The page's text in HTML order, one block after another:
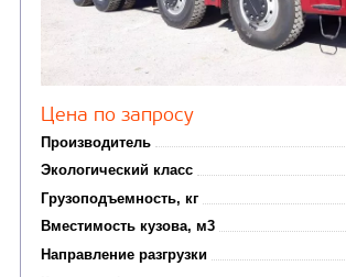
от 5 100 000
Производитель
Экологический класс
Грузоподъемность, кг
Вместимость кузова, м3
Направление разгрузки
Колесная формула